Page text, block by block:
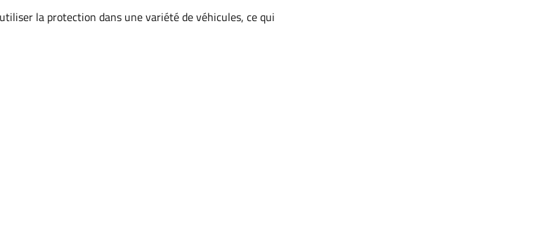
la protection dans une variété de véhicules, ce qui